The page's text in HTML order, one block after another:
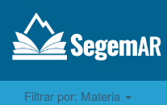
Filtrar por: Materia